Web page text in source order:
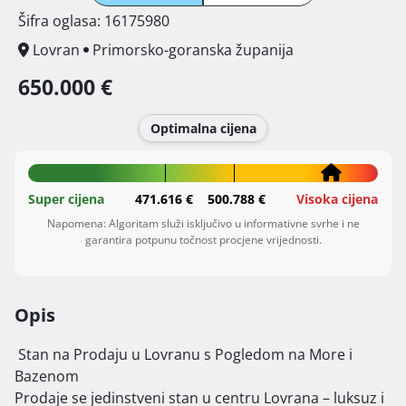
Šifra oglasa: 16175980
Lovran
Primorsko-goranska županija
650.000 €
Optimalna cijena
Super cijena 471.616 € 500.788 € Visoka cijena
Napomena: Algoritam služi isključivo u informativne svrhe i ne
garantira potpunu točnost procjene vrijednosti.
Opis
Bazenom
Prodaje se jedinstveni stan u centru Lovrana – luksuz i